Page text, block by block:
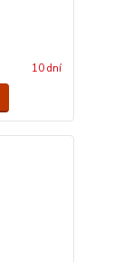
10 dní